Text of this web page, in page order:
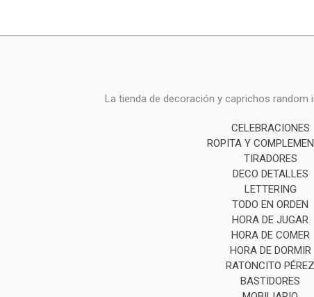
La tienda de decoración y caprichos random
CELEBRACIONES
ROPITA Y
TIRADORES
DECO DETALLES
LETTERING
TODO EN ORDEN
HORA DE JUGAR
HORA DE COMER
HORA DE DORMIR
RATONCITO PÉREZ
BASTIDORES